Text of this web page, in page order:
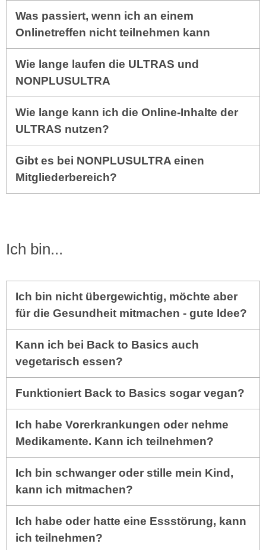
Was passiert, wenn ich an einem
Onlinetreffen nicht teilnehmen kann
Wie lange laufen die ULTRAS und
NONPLUSULTRA
Wie lange kann ich die Online-Inhalte der
ULTRAS nutzen?
Gibt es bei NONPLUSULTRA einen
Mitgliederbereich?
Ich bin...
Ich bin nicht übergewichtig, möchte aber
für die Gesundheit mitmachen - gute Idee?
Kann ich bei Back to Basics auch
vegetarisch essen?
Funktioniert Back to Basics sogar vegan?
Ich habe Vorerkrankungen oder nehme
Medikamente. Kann ich teilnehmen?
Ich bin schwanger oder stille mein Kind,
kann ich mitmachen?
Ich habe oder hatte eine Essstörung, kann
ich teilnehmen?